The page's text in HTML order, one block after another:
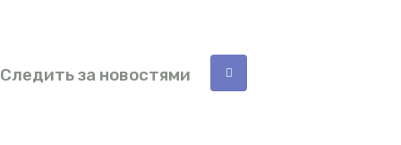
Следить за новостями